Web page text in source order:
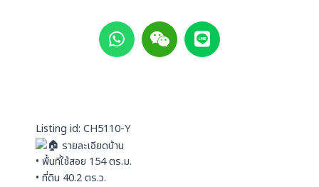
W
h
a
p
p
W
e
i
L
i
n
Listing id: CH5110-Y
รายละเอียดบ้าน
• พื้นที่ใช้สอย 154 ตร.ม.
• ที่ดิน 40.2 ตร.ว.